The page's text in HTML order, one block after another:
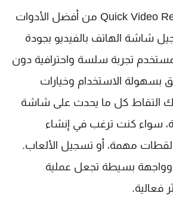
Quick Video من أفضل الأدوات
شاشة الهاتف بالفيديو بجودة
تجربة سلسة واحترافية دون
بسهولة الاستخدام وخيارات
التقاط كل ما يحدث على شاشة
سواء كنت ترغب في إنشاء
مهمة، أو تسجيل الألعاب.
وواجهة بسيطة تجعل عملية
فعالية.